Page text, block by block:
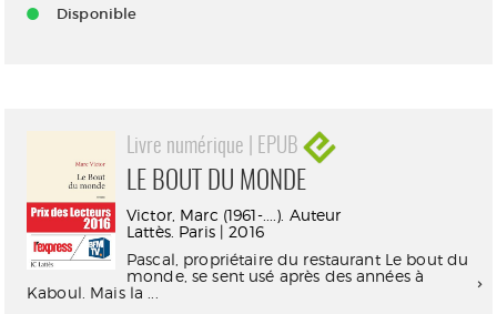
Disponible
Livre numérique | EPUB
LE BOUT DU MONDE
Victor, Marc (1961-....). Auteur
Lattès. Paris | 2016
Pascal, propriétaire du restaurant Le bout du
monde, se sent usé après des années à
Kaboul. Mais la ...